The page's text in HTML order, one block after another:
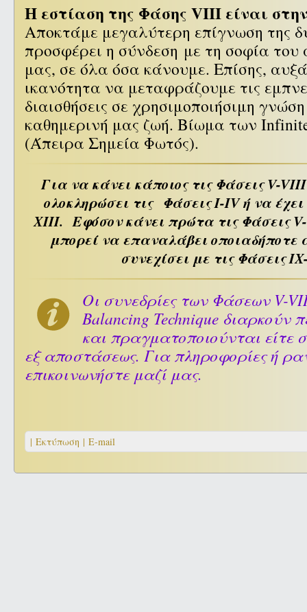
Η εστίαση της Φάσης VIII είναι
Αποκτάμε μεγαλύτερη επίγνωση της
προσφέρει η σύνδεση με τη σοφία του
μας, σε όλα όσα κάνουμε. Επίσης,
ικανότητα να μεταφράζουμε τις
διαισθήσεις σε χρησιμοποιήσιμη
καθημερινή μας ζωή. Βίωμα των
(Άπειρα Σημεία Φωτός).
Για να κάνει κάποιος τις ΦάσειςV-VIII
ολοκληρώσει τις Φάσεις I-IV ή να
XIII. Εφόσον κάνει πρώτα τις Φάσεις
μπορεί να επαναλάβει οποιαδήποτε
συνεχίσει με τις Φάσεις
Οι συνεδρίες των Φάσεων V-
Balancing Technique διαρκούν
και πραγματοποιούνται είτε
εξ αποστάσεως. Για πληροφορίες ή
επικοινωνήστε μαζί μας.
| Εκτύπωση | E-mail